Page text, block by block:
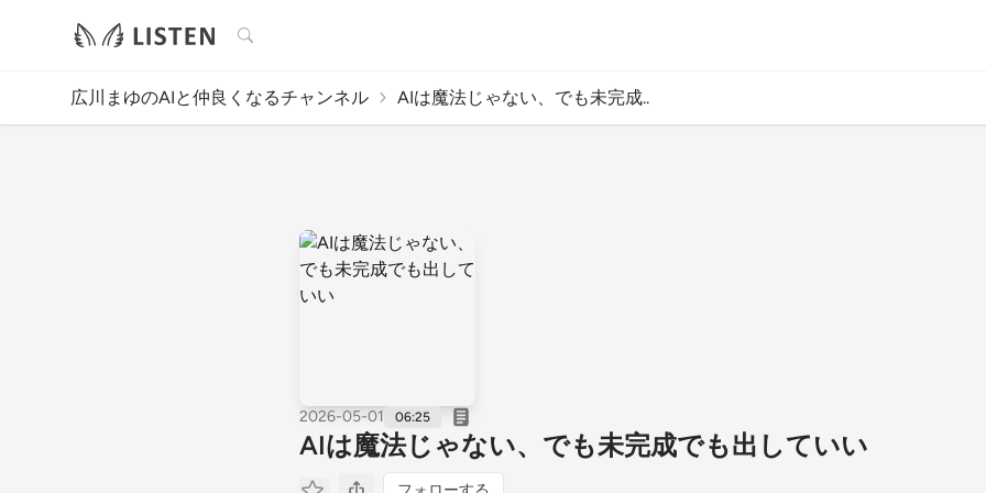
検索
広川まゆのAIと仲良くなるチャンネル AIは魔法じゃない、でも未完成..
2026-05-01 06:25
AIは魔法じゃない、でも未完成でも出していい